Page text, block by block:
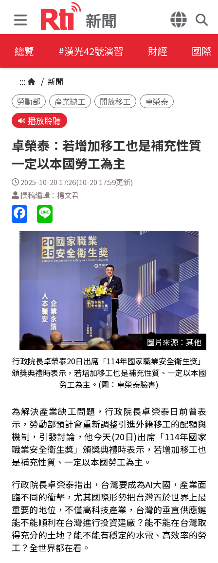
新聞
總覽 #漢光42號演習 財經 國際
::: / 新聞
勞動部
產業缺工 開放移工 卓榮泰
播放聆聽
卓榮泰：若增加移工也是補充性質
一定以本國勞工為主
2025-10-20 17:26(10-20 17:59更新)
撰稿編輯：楊文君
圖片來源：其他
行政院長卓榮泰20日出席「114年國家職業安全衛生獎」
頒獎典禮時表示，若增加移工也是補充性質、一定以本國
勞工為主。(圖：卓榮泰臉書)
為解決產業缺工問題，行政院長卓榮泰日前曾表
示，勞動部預計會重新調整引進外籍移工的配額與
機制，引發討論，他今天(20日)出席「114年國家
職業安全衛生獎」頒獎典禮時表示，若增加移工也
是補充性質、一定以本國勞工為主。
行政院長卓榮泰指出，台灣要成為AI大國，產業面
臨不同的衝擊，尤其國際形勢把台灣置於世界上最
重要的地位，不僅高科技產業，台灣的垂直供應鏈
能不能順利在台灣進行投資建廠？能不能在台灣取
得充分的土地？能不能有穩定的水電、高效率的勞
工？全世界都在看。